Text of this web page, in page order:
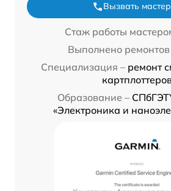
Вызвать
Стаж работы
Выполнено ремонтов
Специализация – ремонт
Образование –
«Электроника и